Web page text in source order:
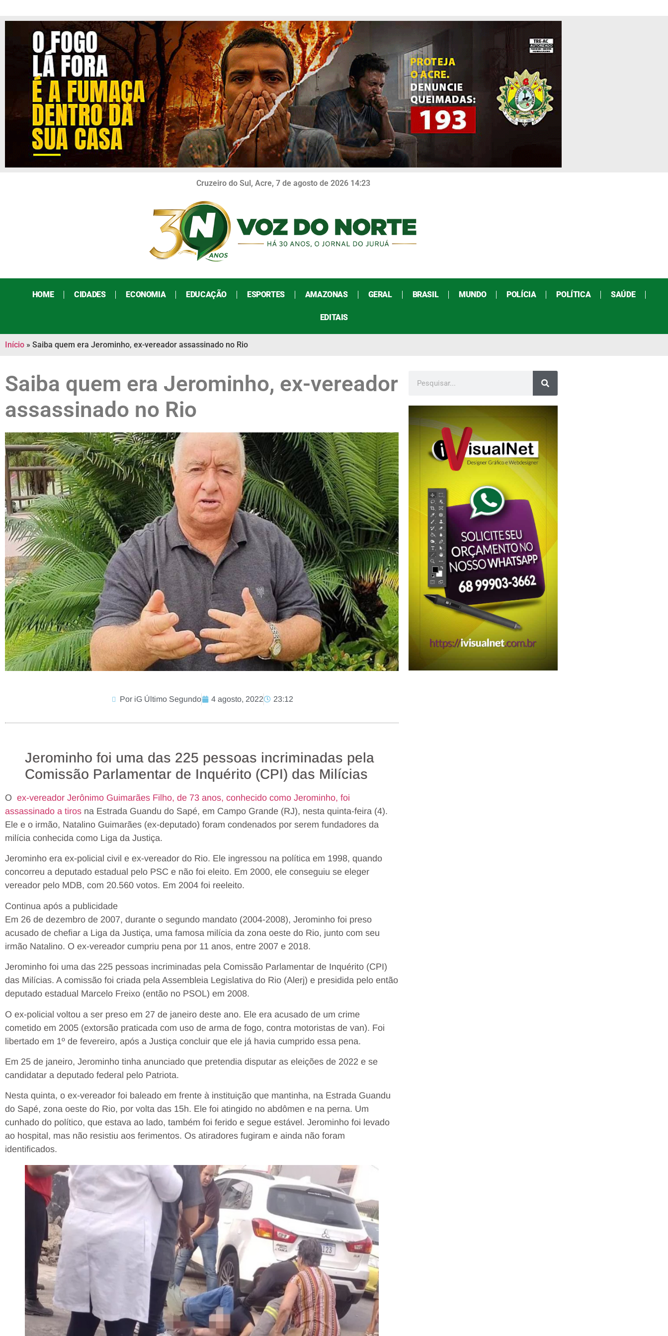
Cruzeiro do Sul, Acre, 7 de agosto de 2026 14:23
HOME CIDADES ECONOMIA EDUCAÇÃO ESPORTES AMAZONAS GERAL BRASIL MUNDO POLÍCIA POLÍTICA SAÚDE
EDITAIS
Início » Saiba quem era Jerominho, ex-vereador assassinado no Rio
Saiba quem era Jerominho, ex-vereador
assassinado no Rio
Por iG Último Segundo 4 agosto, 2022 23:12
Jerominho foi uma das 225 pessoas incriminadas pela
Comissão Parlamentar de Inquérito (CPI) das Milícias
O ex-vereador Jerônimo Guimarães Filho, de 73 anos, conhecido como Jerominho, foi
assassinado a tiros na Estrada Guandu do Sapé, em Campo Grande (RJ), nesta quinta-feira (4).
Ele e o irmão, Natalino Guimarães (ex-deputado) foram condenados por serem fundadores da
milícia conhecida como Liga da Justiça.
Jerominho era ex-policial civil e ex-vereador do Rio. Ele ingressou na política em 1998, quando
concorreu a deputado estadual pelo PSC e não foi eleito. Em 2000, ele conseguiu se eleger
vereador pelo MDB, com 20.560 votos. Em 2004 foi reeleito.
Continua após a publicidade
Em 26 de dezembro de 2007, durante o segundo mandato (2004-2008), Jerominho foi preso
acusado de chefiar a Liga da Justiça, uma famosa milícia da zona oeste do Rio, junto com seu
irmão Natalino. O ex-vereador cumpriu pena por 11 anos, entre 2007 e 2018.
Jerominho foi uma das 225 pessoas incriminadas pela Comissão Parlamentar de Inquérito (CPI)
das Milícias. A comissão foi criada pela Assembleia Legislativa do Rio (Alerj) e presidida pelo então
deputado estadual Marcelo Freixo (então no PSOL) em 2008.
O ex-policial voltou a ser preso em 27 de janeiro deste ano. Ele era acusado de um crime
cometido em 2005 (extorsão praticada com uso de arma de fogo, contra motoristas de van). Foi
libertado em 1º de fevereiro, após a Justiça concluir que ele já havia cumprido essa pena.
Em 25 de janeiro, Jerominho tinha anunciado que pretendia disputar as eleições de 2022 e se
candidatar a deputado federal pelo Patriota.
Nesta quinta, o ex-vereador foi baleado em frente à instituição que mantinha, na Estrada Guandu
do Sapé, zona oeste do Rio, por volta das 15h. Ele foi atingido no abdômen e na perna. Um
cunhado do político, que estava ao lado, também foi ferido e segue estável. Jerominho foi levado
ao hospital, mas não resistiu aos ferimentos. Os atiradores fugiram e ainda não foram
identificados.